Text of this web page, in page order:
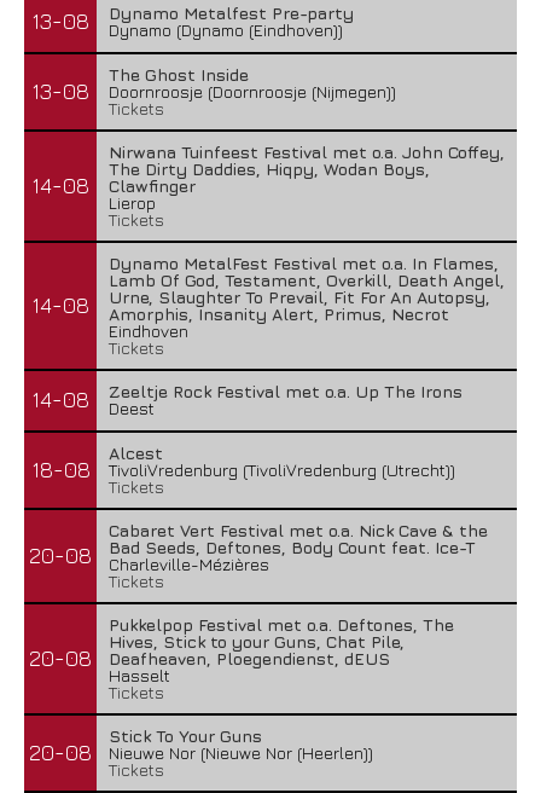
13-08
Dynamo Metalfest Pre-party
Dynamo (Dynamo (Eindhoven))
13-08
The Ghost Inside
Doornroosje (Doornroosje (Nijmegen))
Tickets
14-08
Nirwana Tuinfeest Festival met o.a. John Coffey,
The Dirty Daddies, Hiqpy, Wodan Boys,
Clawfinger
Lierop
Tickets
14-08
Dynamo MetalFest Festival met o.a. In Flames,
Lamb Of God, Testament, Overkill, Death Angel,
Urne, Slaughter To Prevail, Fit For An Autopsy,
Amorphis, Insanity Alert, Primus, Necrot
Eindhoven
Tickets
14-08
Zeeltje Rock Festival met o.a. Up The Irons
Deest
18-08
Alcest
TivoliVredenburg (TivoliVredenburg (Utrecht))
Tickets
20-08
Cabaret Vert Festival met o.a. Nick Cave & the
Bad Seeds, Deftones, Body Count feat. Ice-T
Charleville-Mézières
Tickets
20-08
Pukkelpop Festival met o.a. Deftones, The
Hives, Stick to your Guns, Chat Pile,
Deafheaven, Ploegendienst, dEUS
Hasselt
Tickets
20-08
Stick To Your Guns
Nieuwe Nor (Nieuwe Nor (Heerlen))
Tickets